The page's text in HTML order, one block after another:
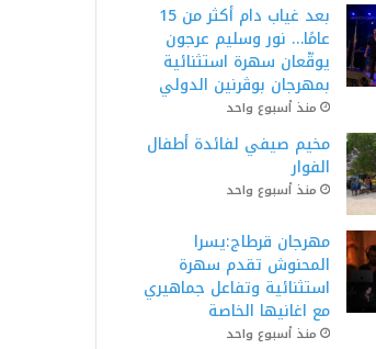
بعد غياب دام أكثر من 15
عامًا… نور وسليم عرجون
يوقّعان سهرة استثنائية
بمهرجان بوڨرنين الدولي
منذ أسبوع واحد
مخيم صيفي لفائدة أطفال
الفوار
منذ أسبوع واحد
مهرجان قرطاج:يسرا
المحنوش تقدم سهرة
استثنائية وتفاعل جماهيري
مع اغانيها الخاصة
منذ أسبوع واحد